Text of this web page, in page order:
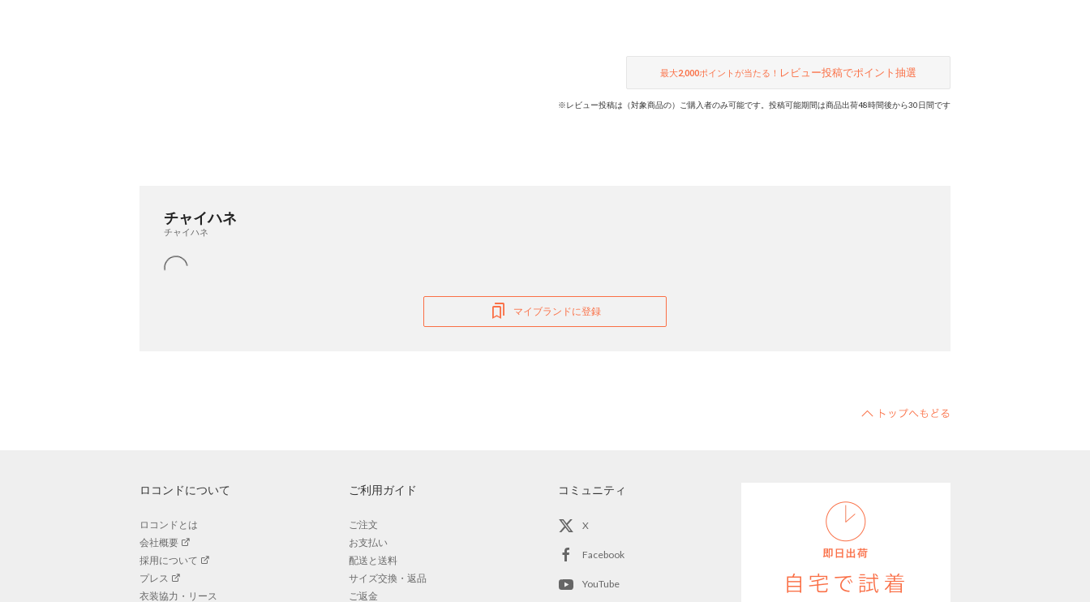
最大2,000ポイントが当たる！ レビュー投稿でポイント抽選
※レビュー投稿は（対象商品の）ご購入者のみ可能です。投稿可能期間は商品出荷48時間後から30日間です
チャイハネ
チャイハネ
マイブランドに登録
ロコンドについて
ロコンドとは
会社概要
採用について
プレス
衣装協力・リース
ご利用ガイド
ご注文
お支払い
配送と送料
サイズ交換・返品
ご返金
コミュニティ
X
Facebook
YouTube